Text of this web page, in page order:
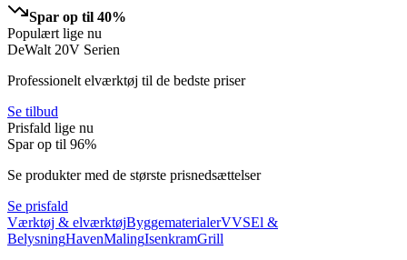
Spar op til 40%
Populært lige nu
DeWalt 20V Serien
Professionelt elværktøj til de bedste priser
Se tilbud
Prisfald lige nu
Spar op til 96%
Se produkter med de største prisnedsættelser
Se prisfald
Værktøj & elværktøjByggematerialerVVSEl &
BelysningHavenMalingIsenkramGrill